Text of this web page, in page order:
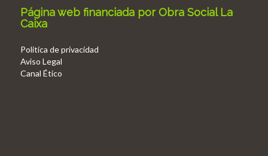
Página web financiada por Obra Social La
Caixa
Politica de privacidad
Aviso Legal
Canal Ético